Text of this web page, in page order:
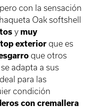
con la sensación
Oak softshell
y muy
exterior que es
que otros
se adapta a sus
para las
condición
con cremallera